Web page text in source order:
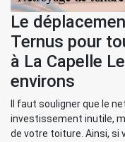
Le
Ternus pour
à La Capelle
environs
Il faut souligner que le
investissement inutile,
de votre toiture. Ainsi, si